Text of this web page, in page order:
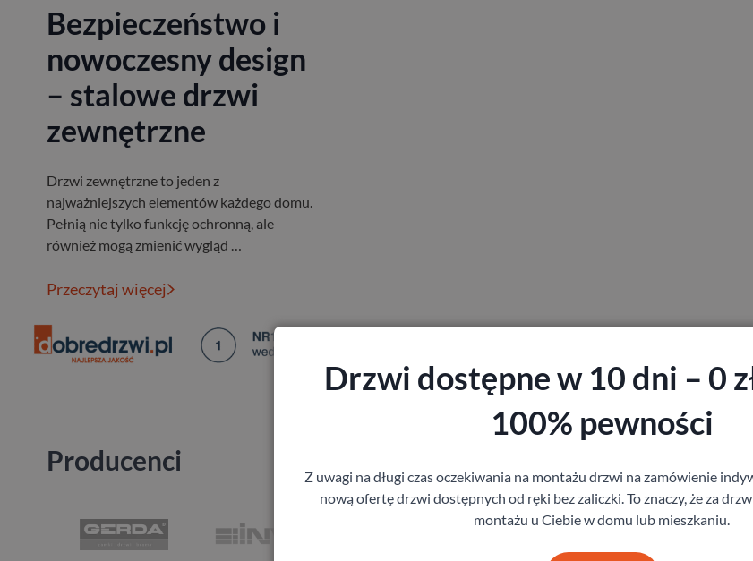
Bezpieczeństwo i
nowoczesny design
– stalowe drzwi
zewnętrzne
Drzwi zewnętrzne to jeden z
najważniejszych elementów każdego domu.
Pełnią nie tylko funkcję ochronną, ale
również mogą zmienić wygląd …
Przeczytaj więcej
Producenci
Drzwi dostępne w 10 dni – 0
100% pewności
Z uwagi na długi czas oczekiwania na montażu drzwi na zamówienie
nową ofertę drzwi dostępnych od ręki bez zaliczki. To znaczy, że za
montażu u Ciebie w domu lub mieszkaniu.